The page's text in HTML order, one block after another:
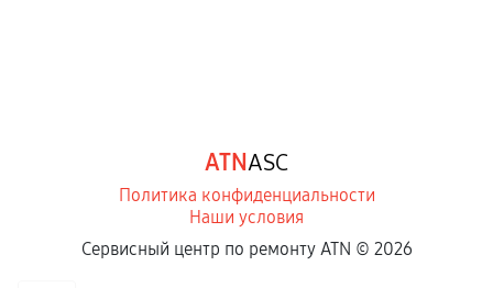
ATNASC
Политика конфиденциальности
Наши условия
Сервисный центр по ремонту ATN © 2026